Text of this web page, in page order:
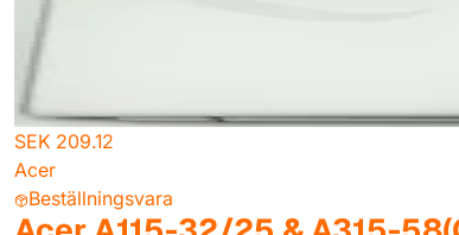
SEK 209.12
Acer
Beställningsvara